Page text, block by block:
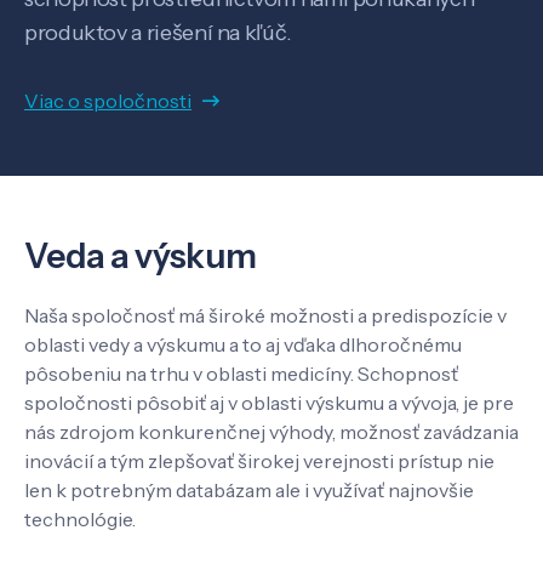
Know-how
Kontakt
produktov a riešení na kľúč.
Viac o spoločnosti
Veda a výskum
Naša spoločnosť má široké možnosti a predispozície v
oblasti vedy a výskumu a to aj vďaka dlhoročnému
pôsobeniu na trhu v oblasti medicíny. Schopnosť
spoločnosti pôsobiť aj v oblasti výskumu a vývoja, je pre
nás zdrojom konkurenčnej výhody, možnosť zavádzania
inovácií a tým zlepšovať širokej verejnosti prístup nie
len k potrebným databázam ale i využívať najnovšie
technológie.